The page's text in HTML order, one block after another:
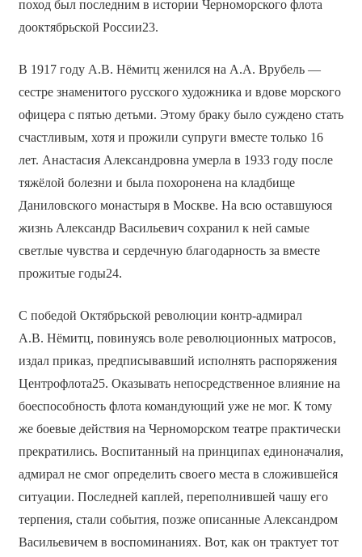
поход был последним в истории Черноморского флота
дооктябрьской России23.
В 1917 году А.В. Нёмитц женился на А.А. Врубель —
сестре знаменитого русского художника и вдове морского
офицера с пятью детьми. Этому браку было суждено стать
счастливым, хотя и прожили супруги вместе только 16
лет. Анастасия Александровна умерла в 1933 году после
тяжёлой болезни и была похоронена на кладбище
Даниловского монастыря в Москве. На всю оставшуюся
жизнь Александр Васильевич сохранил к ней самые
светлые чувства и сердечную благодарность за вместе
прожитые годы24.
С победой Октябрьской революции контр-адмирал
А.В. Нёмитц, повинуясь воле революционных матросов,
издал приказ, предписывавший исполнять распоряжения
Центрофлота25. Оказывать непосредственное влияние на
боеспособность флота командующий уже не мог. К тому
же боевые действия на Черноморском театре практически
прекратились. Воспитанный на принципах единоначалия,
адмирал не смог определить своего места в сложившейся
ситуации. Последней каплей, переполнившей чашу его
терпения, стали события, позже описанные Александром
Васильевичем в воспоминаниях. Вот, как он трактует тот